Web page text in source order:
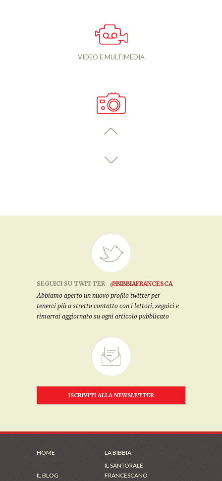
VIDEO E MULTIMEDIA
SEGUICI SU TWITTER
@BIBBIAFRANCESCA
Abbiamo aperto un nuovo profilo twitter per
tenerci più a stretto contatto con i lettori, seguici e
rimarrai aggiornato su ogni articolo pubblicato
ISCRIVITI ALLA NEWSLETTER
HOME LA BIBBIA
IL BLOG
IL SANTORALE
FRANCESCANO